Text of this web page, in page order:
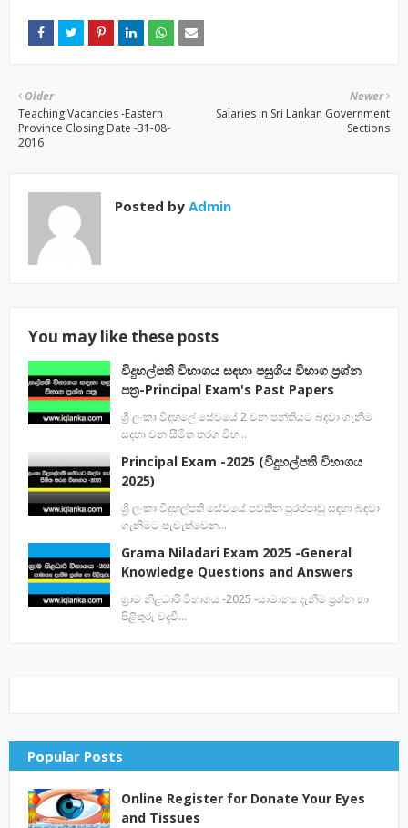
Newer
Salaries in Sri Lankan Government
Sections
Older
Teaching Vacancies -Eastern
Province Closing Date -31-08-
2016
Posted by Admin
You may like these posts
විදුහල්පති විභාගය සඳහා පසුගිය විභාග ප්‍රශ්න
පත්‍ර-Principal Exam's Past Papers
ශ්‍රී ලංකා විදුහලේ සේවයේ 2 වන පන්තියට බදවා ගැනීම
සදහා වන සීමිත තරග විභ…
Principal Exam -2025 (විදුහල්පති විභාගය
2025)
ශ්‍රී ලංකා විදුහල්පති සේවයේ පවතින පුරප්පාඩු සඳහා බඳවා
ගැනිමට පැවැත්වෙන…
Grama Niladari Exam 2025 -General
Knowledge Questions and Answers
ග්‍රාම නිළධාරි විභාගය -2025 -සාමාන්‍ය දැනීම ප්‍රශ්න හා
පිළිතුරු වදවී…
Popular Posts
Online Register for Donate Your Eyes
and Tissues